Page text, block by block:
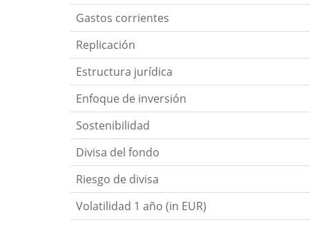
Gastos corrientes
Replicación
Estructura jurídica
Enfoque de inversión
Sostenibilidad
Divisa del fondo
Riesgo de divisa
Volatilidad 1 año (in EUR)